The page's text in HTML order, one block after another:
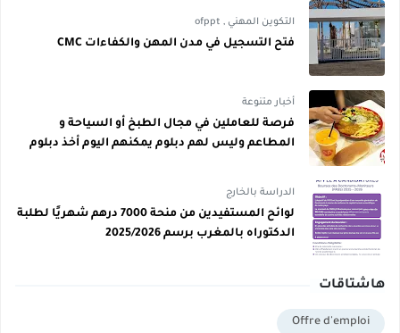
التكوين المهني ,
ofppt
فتح التسجيل في مدن المهن والكفاءات CMC
أخبار متنوعة
فرصة للعاملين في مجال الطبخ أو السياحة و
المطاعم وليس لهم دبلوم يمكنهم اليوم أخذ دبلوم
الدراسة بالخارج
لوائح المستفيدين من منحة 7000 درهم شهريًا لطلبة
الدكتوراه بالمغرب برسم 2025/2026
هاشتاقات
Offre d'emploi